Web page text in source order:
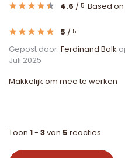
4.6 / 5 Based
5 / 5
Gepost door: Ferdinand Balk
Juli 2025
Makkelijk om mee te werken
Toon 1- 3van 5 reacties